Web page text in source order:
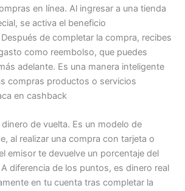
en línea. Al ingresar a una tienda
se activa el beneficio
de completar la compra, recibes
como reembolso, que puedes
adelante. Es una manera inteligente
compras productos o servicios
en cashback
de vuelta. Es un modelo de
al realizar una compra con tarjeta o
emisor te devuelve un porcentaje del
diferencia de los puntos, es dinero real
en tu cuenta tras completar la